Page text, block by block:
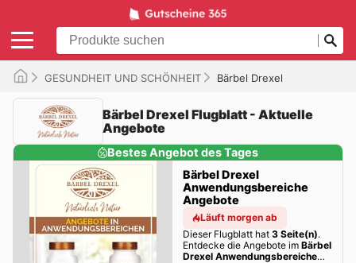
GESUNDHEIT UND SCHÖNHEIT Bärbel Drexel
Bärbel Drexel Flugblatt - Aktuelle
Angebote
Bestes Angebot des Tages
Bärbel Drexel
Anwendungsbereiche
Angebote
Läuft morgen ab
Dieser Flugblatt hat 3 Seite(n).
Entdecke die Angebote im Bärbel
Drexel Anwendungsbereiche